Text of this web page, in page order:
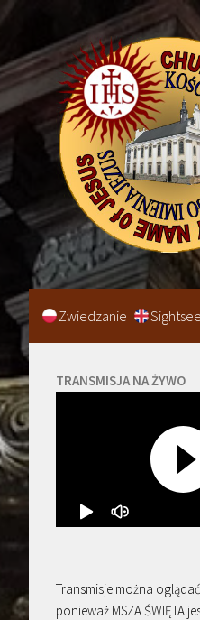
Zwiedzanie
TRANSMISJA NA ŻYWO
Transmisje można
ponieważ MSZA ŚWIĘTA